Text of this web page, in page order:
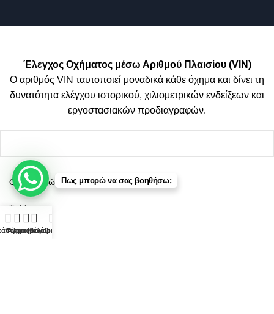
Έλεγχος Οχήματος μέσω Αριθμού Πλαισίου (VIN)
Ο αριθμός VIN ταυτοποιεί μοναδικά κάθε όχημα και δίνει τη
δυνατότητα ελέγχου ιστορικού, χιλιομετρικών ενδείξεων και
εργοστασιακών προδιαγραφών.
Πως μπορώ να σας βοηθήσω;
Φίλτρα
Αγαπημένα
Καλάθι
Λογαριασμός